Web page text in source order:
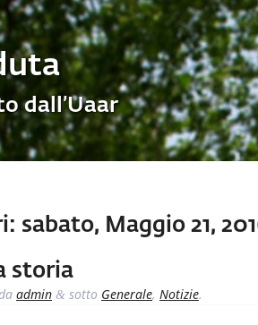
dall’Uaar
sabato, Maggio 21,
storia
admin & sotto Generale, Notizie.